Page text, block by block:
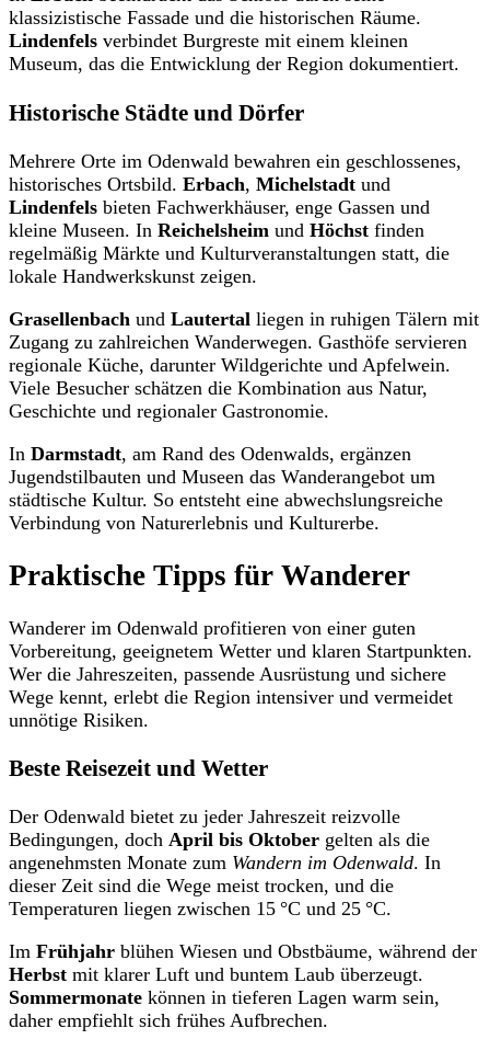
klassizistische Fassade und die historischen Räume.
Lindenfels verbindet Burgreste mit einem kleinen
Museum, das die Entwicklung der Region dokumentiert.
Historische Städte und Dörfer
Mehrere Orte im Odenwald bewahren ein geschlossenes,
historisches Ortsbild. Erbach, Michelstadt und
Lindenfels bieten Fachwerkhäuser, enge Gassen und
kleine Museen. In Reichelsheim und Höchst finden
regelmäßig Märkte und Kulturveranstaltungen statt, die
lokale Handwerkskunst zeigen.
Grasellenbach und Lautertal liegen in ruhigen Tälern mit
Zugang zu zahlreichen Wanderwegen. Gasthöfe servieren
regionale Küche, darunter Wildgerichte und Apfelwein.
Viele Besucher schätzen die Kombination aus Natur,
Geschichte und regionaler Gastronomie.
In Darmstadt, am Rand des Odenwalds, ergänzen
Jugendstilbauten und Museen das Wanderangebot um
städtische Kultur. So entsteht eine abwechslungsreiche
Verbindung von Naturerlebnis und Kulturerbe.
Praktische Tipps für Wanderer
Wanderer im Odenwald profitieren von einer guten
Vorbereitung, geeignetem Wetter und klaren Startpunkten.
Wer die Jahreszeiten, passende Ausrüstung und sichere
Wege kennt, erlebt die Region intensiver und vermeidet
unnötige Risiken.
Beste Reisezeit und Wetter
Der Odenwald bietet zu jeder Jahreszeit reizvolle
Bedingungen, doch April bis Oktober gelten als die
angenehmsten Monate zum Wandern im Odenwald. In
dieser Zeit sind die Wege meist trocken, und die
Temperaturen liegen zwischen 15 °C und 25 °C.
Im Frühjahr blühen Wiesen und Obstbäume, während der
Herbst mit klarer Luft und buntem Laub überzeugt.
Sommermonate können in tieferen Lagen warm sein,
daher empfiehlt sich frühes Aufbrechen.